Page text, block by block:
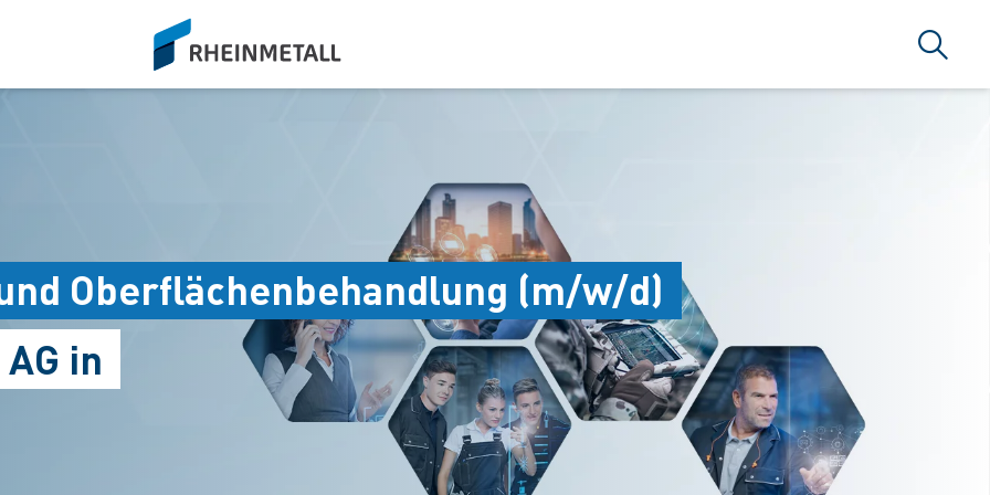
siteLogo
搜索
Oberflächenbehandlung (m/w/d)
in